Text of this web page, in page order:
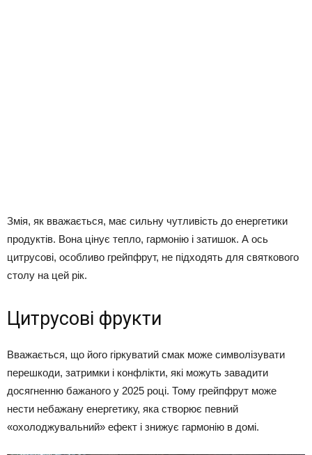
Змія, як вважається, має сильну чутливість до енергетики
продуктів. Вона цінує тепло, гармонію і затишок. А ось
цитрусові, особливо грейпфрут, не підходять для святкового
столу на цей рік.
Цитрусові фрукти
Вважається, що його гіркуватий смак може символізувати
перешкоди, затримки і конфлікти, які можуть завадити
досягненню бажаного у 2025 році. Тому грейпфрут може
нести небажану енергетику, яка створює певний
«охолоджувальний» ефект і знижує гармонію в домі.